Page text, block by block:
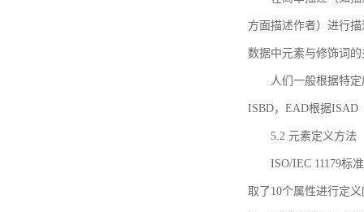
方面描述作者）进行
数据中元素与修饰词
人们一般根据特
ISBD，EAD根据ISAD
5.2 元素定义方法
ISO/IEC 11179标
取了10个属性进行定